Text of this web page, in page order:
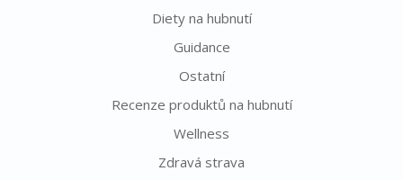
Diety na hubnutí
Guidance
Ostatní
Recenze produktů na hubnutí
Wellness
Zdravá strava